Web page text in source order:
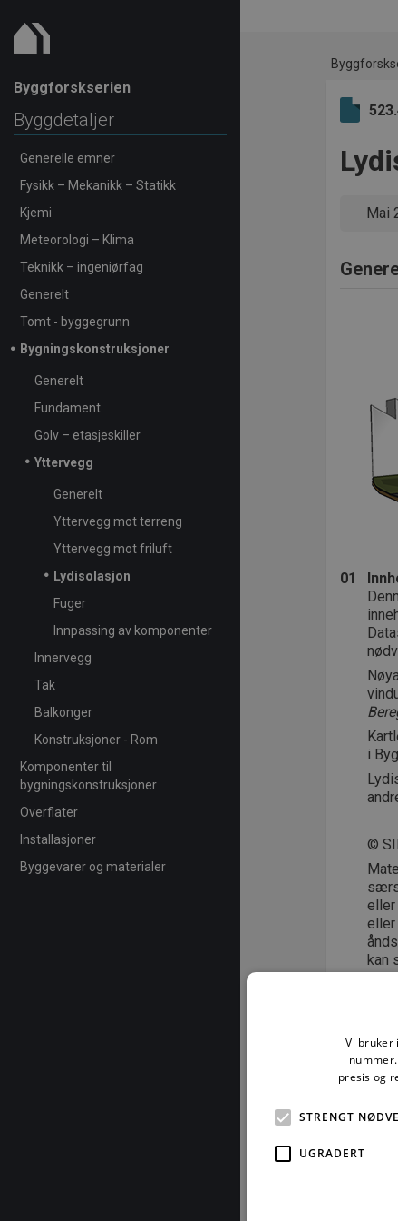
Byggforskserien
Byggdetaljer
Generelle emner
Fysikk – Mekanikk – Statikk
Kjemi
Meteorologi – Klima
Teknikk – ingeniørfag
Generelt
Tomt - byggegrunn
Bygningskonstruksjoner
Generelt
Fundament
Golv – etasjeskiller
Yttervegg
Generelt
Yttervegg mot terreng
Yttervegg mot friluft
Lydisolasjon
Fuger
Innpassing av komponenter
Innervegg
Tak
Balkonger
Konstruksjoner - Rom
Komponenter til
bygningskonstruksjoner
Overflater
Installasjoner
Byggevarer og materialer
Mai
01
i
©
eller
eller
kan
Vi bruker
presis og
STRENGT
UGRADERT